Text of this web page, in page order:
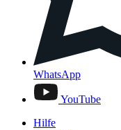
WhatsApp
YouTube
Hilfe